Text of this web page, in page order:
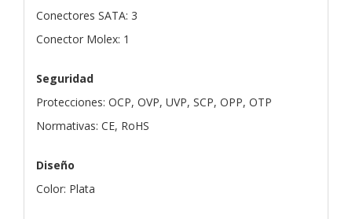
Conectores SATA: 3
Conector Molex: 1
Seguridad
Protecciones: OCP, OVP, UVP, SCP, OPP, OTP
Normativas: CE, RoHS
Diseño
Color: Plata